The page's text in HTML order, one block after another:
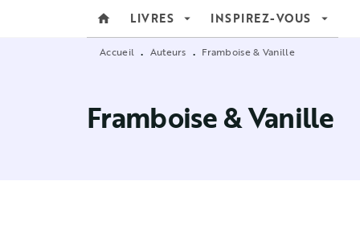
home LIVRES arrow_drop_down INSPIREZ-VOUS arrow_drop_down
Accueil • Auteurs • Framboise & Vanille
Framboise & Vanille